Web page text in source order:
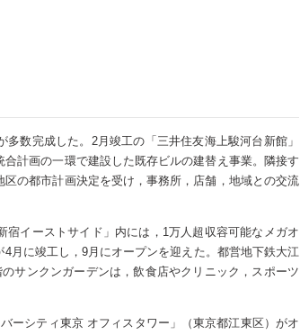
数完成した。2月竣工の「三井住友海上駿河台新館」
計画の一環で建設した既存ビルの建替え事業。隣接す
の都市計画決定を受け，事務所，店舗，地域との交流
イーストサイド」内には，1万人超収容可能なメガオ
月に竣工し，9月にオープンを迎えた。都営地下鉄大江
サンクンガーデンは，飲食店やクリニック，スポーツ
ーシティ東京 オフィスタワー」（東京都江東区）がオ